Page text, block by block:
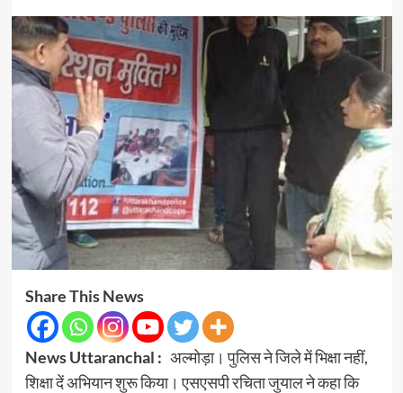
Share This News
News Uttaranchal : अल्मोड़ा। पुलिस ने जिले में भिक्षा नहीं,
शिक्षा दें अभियान शुरू किया। एसएसपी रचिता जुयाल ने कहा कि